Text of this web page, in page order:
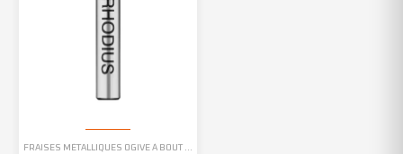
FRAISES MÉTALLIQUES OGIVE À BOUT ARRONDI